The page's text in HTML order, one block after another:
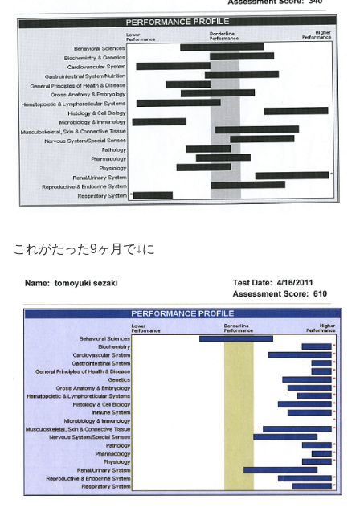
これがたった9ヶ月で↓に